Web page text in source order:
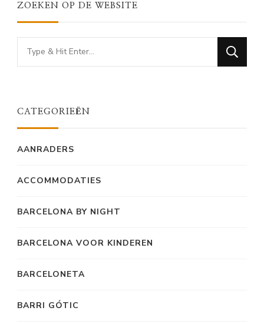
ZOEKEN OP DE WEBSITE
Looking
for
CATEGORIEËN
AANRADERS
ACCOMMODATIES
BARCELONA BY NIGHT
BARCELONA VOOR KINDEREN
BARCELONETA
BARRI GÓTIC